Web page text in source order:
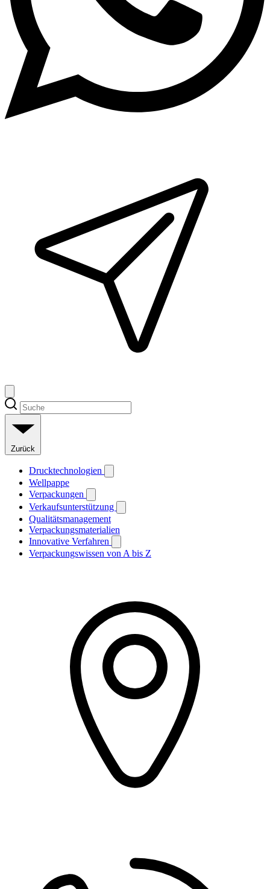
Zurück
Drucktechnologien
Wellpappe
Verpackungen
Verkaufsunterstützung
Qualitätsmanagement
Verpackungsmaterialien
Innovative Verfahren
Verpackungswissen von A bis Z